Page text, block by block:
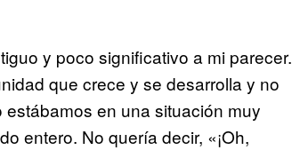
y poco significativo a mi parecer.
que crece y se desarrolla y no
en una situación muy
entero. No quería decir, «¡Oh,